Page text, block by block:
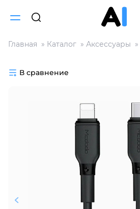
Главная Каталог Аксессуары
В сравнение
Разбейте
на части
без переплат
График платежей
25